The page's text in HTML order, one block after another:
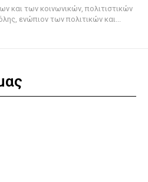
και των κοινωνικών, πολιτιστικών
ενώπιον των πολιτικών και...